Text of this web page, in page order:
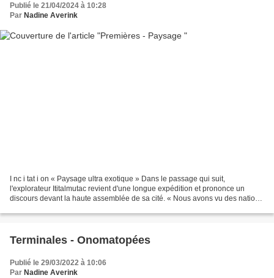
Publié le 21/04/2024 à 10:28
Par Nadine Averink
I nc i tat i on « Paysage ultra exotique » Dans le passage qui suit,
l'explorateur Ititalmutac revient d'une longue expédition et prononce un
discours devant la haute assemblée de sa cité. « Nous avons vu des nations
Terminales - Onomatopées
Publié le 29/03/2022 à 10:06
Par Nadine Averink